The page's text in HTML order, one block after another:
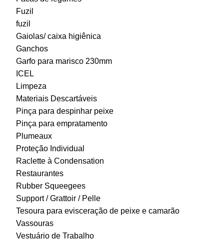
Fuzil
fuzil
Gaiolas/ caixa higiênica
Ganchos
Garfo para marisco 230mm
ICEL
Limpeza
Materiais Descartáveis
Pinça para despinhar peixe
Pinça para empratamento
Plumeaux
Proteção Individual
Raclette à Condensation
Restaurantes
Rubber Squeegees
Support / Grattoir / Pelle
Tesoura para evisceração de peixe e camarão
Vassouras
Vestuário de Trabalho